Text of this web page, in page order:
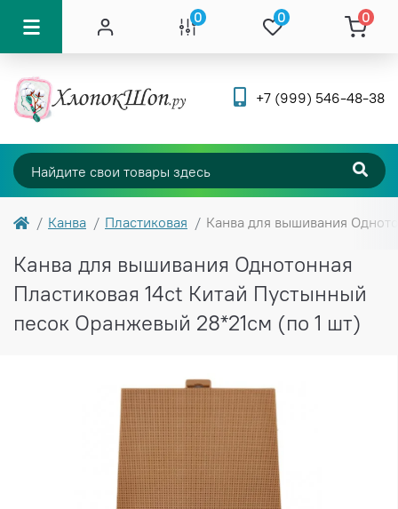
0 0 0
+7 (999) 546-48-38
Канва Пластиковая Канва для вышивания
Канва для вышивания Однотонная
Пластиковая 14ct Китай Пустынный
песок Оранжевый 28*21см (по 1 шт)